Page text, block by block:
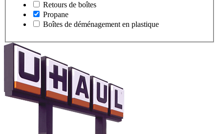
Retours de boîtes
Propane
Boîtes de déménagement en plastique